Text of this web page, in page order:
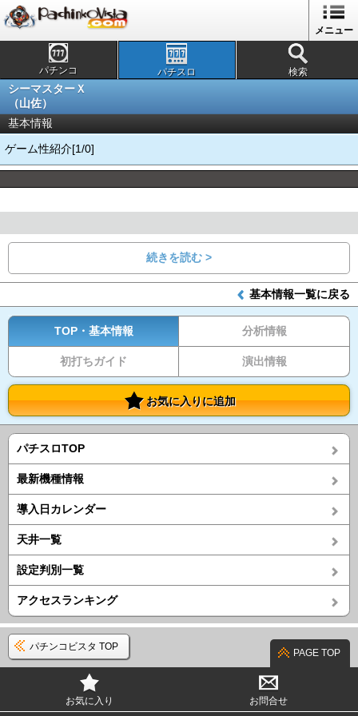
メニュー
パチンコ パチスロ 検索
シーマスターＸ
（山佐）
基本情報
ゲーム性紹介[1/0]
続きを読む >
基本情報一覧に戻る
TOP・基本情報 分析情報
初打ちガイド 演出情報
お気に入りに追加
パチスロTOP
最新機種情報
導入日カレンダー
天井一覧
設定判別一覧
アクセスランキング
パチンコビスタ TOP
PAGE TOP
お気に入り
お問合せ